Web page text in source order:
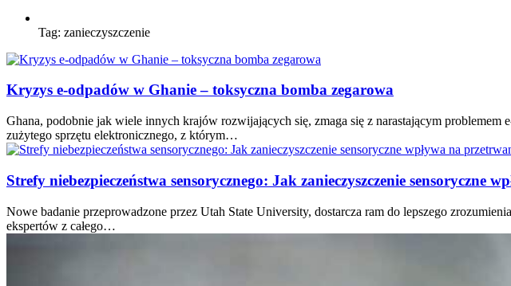
Tag: zanieczyszczenie
Kryzys e-odpadów w Ghanie – toksyczna bomba zegarowa
Ghana, podobnie jak wiele innych krajów rozwijających się, zmaga się z narastającym
zużytego sprzętu elektronicznego, z którym…
Strefy niebezpieczeństwa sensorycznego: Jak zanieczyszczenie sensoryczne
Nowe badanie przeprowadzone przez Utah State University, dostarcza ram do lepszego
ekspertów z całego…